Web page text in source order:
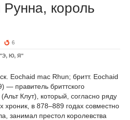
король
6
"Э, Ю, Я"
Eochaid mac Rhun; бритт. Eochaid
— правитель бриттского
(Альт Клут), который, согласно ряду
хроник, в 878–889 годах совместно
занимал престол королевства